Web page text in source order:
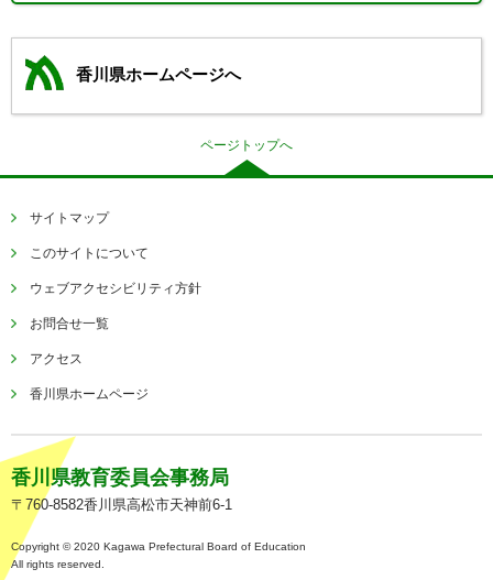
香川県ホームページへ
ページトップへ
サイトマップ
このサイトについて
ウェブアクセシビリティ方針
お問合せ一覧
アクセス
香川県ホームページ
香川県教育委員会事務局
〒760-8582香川県高松市天神前6-1
Copyright © 2020 Kagawa Prefectural Board of Education
All rights reserved.